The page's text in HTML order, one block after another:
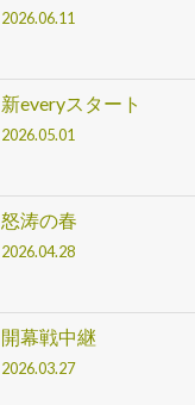
2026.06.11
新everyスタート
2026.05.01
怒涛の春
2026.04.28
開幕戦中継
2026.03.27